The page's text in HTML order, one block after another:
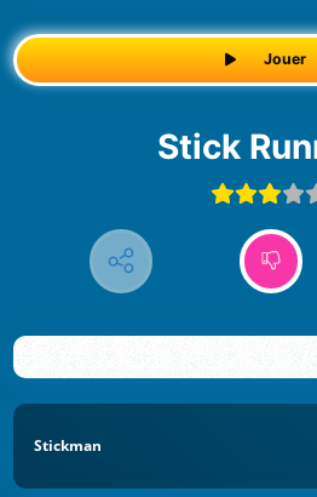
Jouer
Stick
Stickman